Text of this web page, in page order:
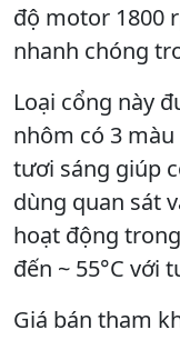
độ motor 1800
nhanh chóng
Loại cổng này
nhôm có 3 màu
tươi sáng giúp
dùng quan sát
hoạt động
đến ~ 55°C với
Giá bán tham